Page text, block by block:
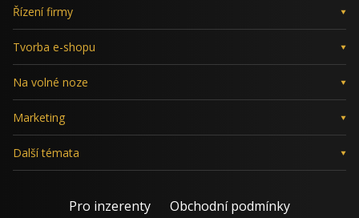
Řízení firmy
Tvorba e-shopu
Na volné noze
Marketing
Další témata
Pro inzerenty Obchodní podmínky